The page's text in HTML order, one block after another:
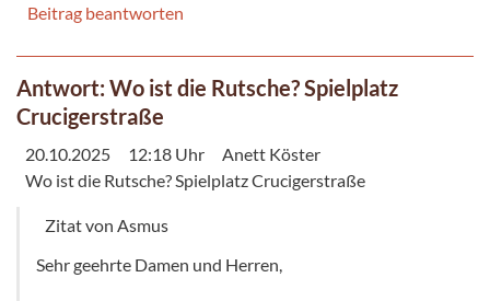
Beitrag beantworten
Antwort: Wo ist die Rutsche? Spielplatz
Crucigerstraße
20.10.2025 12:18 Uhr
Anett Köster
Wo ist die Rutsche? Spielplatz Crucigerstraße
Zitat von Asmus
Sehr geehrte Damen und Herren,